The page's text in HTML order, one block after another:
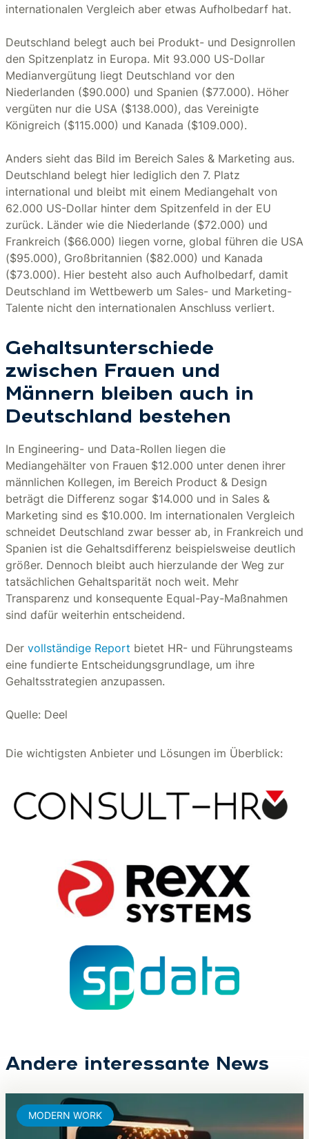
internationalen Vergleich aber etwas Aufholbedarf hat.
Deutschland belegt auch bei Produkt- und Designrollen
den Spitzenplatz in Europa. Mit 93.000 US-Dollar
Medianvergütung liegt Deutschland vor den
Niederlanden ($90.000) und Spanien ($77.000). Höher
vergüten nur die USA ($138.000), das Vereinigte
Königreich ($115.000) und Kanada ($109.000).
Anders sieht das Bild im Bereich Sales & Marketing aus.
Deutschland belegt hier lediglich den 7. Platz
international und bleibt mit einem Mediangehalt von
62.000 US-Dollar hinter dem Spitzenfeld in der EU
zurück. Länder wie die Niederlande ($72.000) und
Frankreich ($66.000) liegen vorne, global führen die USA
($95.000), Großbritannien ($82.000) und Kanada
($73.000). Hier besteht also auch Aufholbedarf, damit
Deutschland im Wettbewerb um Sales- und Marketing-
Talente nicht den internationalen Anschluss verliert.
Gehaltsunterschiede
zwischen Frauen und
Männern bleiben auch in
Deutschland bestehen
In Engineering- und Data-Rollen liegen die
Mediangehälter von Frauen $12.000 unter denen ihrer
männlichen Kollegen, im Bereich Product & Design
beträgt die Differenz sogar $14.000 und in Sales &
Marketing sind es $10.000. Im internationalen Vergleich
schneidet Deutschland zwar besser ab, in Frankreich und
Spanien ist die Gehaltsdifferenz beispielsweise deutlich
größer. Dennoch bleibt auch hierzulande der Weg zur
tatsächlichen Gehaltsparität noch weit. Mehr
Transparenz und konsequente Equal-Pay-Maßnahmen
sind dafür weiterhin entscheidend.
Der vollständige Report bietet HR- und Führungsteams
eine fundierte Entscheidungsgrundlage, um ihre
Gehaltsstrategien anzupassen.
Quelle: Deel
Die wichtigsten Anbieter und Lösungen im Überblick:
Andere interessante News
MODERN WORK